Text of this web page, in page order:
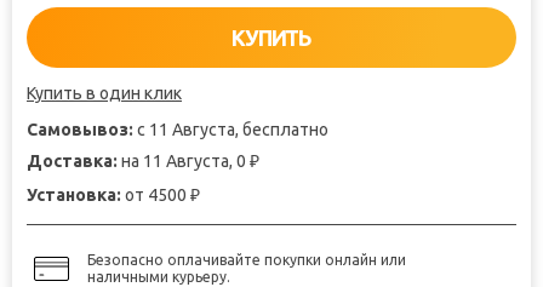
КУПИТЬ
Купить в один клик
Самовывоз: с 11 Августа, бесплатно
Доставка: на 11 Августа, 0 ₽
Установка: от 4500 ₽
Безопасно оплачивайте покупки онлайн или
наличными курьеру.